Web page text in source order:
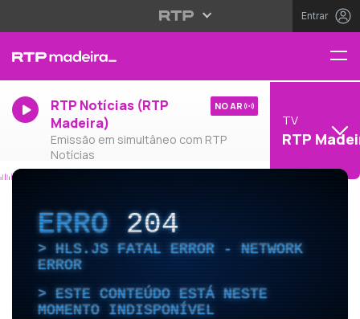
Entrar
RTP Notícias (RTP
Madeira)
Emissão em simultâneo com RTP
Notícias
NO AR
TV
RTP
ERRO204
HLS.JS FATAL ERROR - NETWORK
ERROR
ESTE CONTEÚDO ESTÁ NESTE
MOMENTO INDISPONÍVEL